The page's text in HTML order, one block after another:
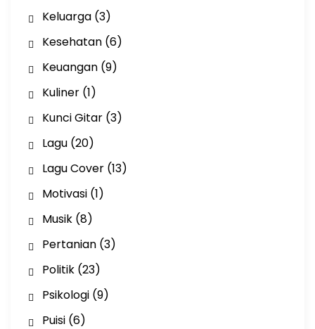
Keluarga(3)
Kesehatan(6)
Keuangan(9)
Kuliner(1)
Kunci Gitar(3)
Lagu(20)
Lagu Cover(13)
Motivasi(1)
Musik(8)
Pertanian(3)
Politik(23)
Psikologi(9)
Puisi(6)